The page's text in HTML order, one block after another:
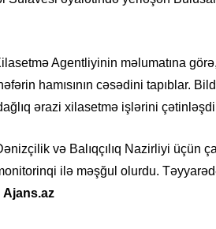
Agentliyinin məlumatına
hamısının cəsədini tapıblar.
ərazi xilasetmə işlərini
və Balıqçılıq Nazirliyi üçün
ilə məşğul olurdu.
Ajans.az